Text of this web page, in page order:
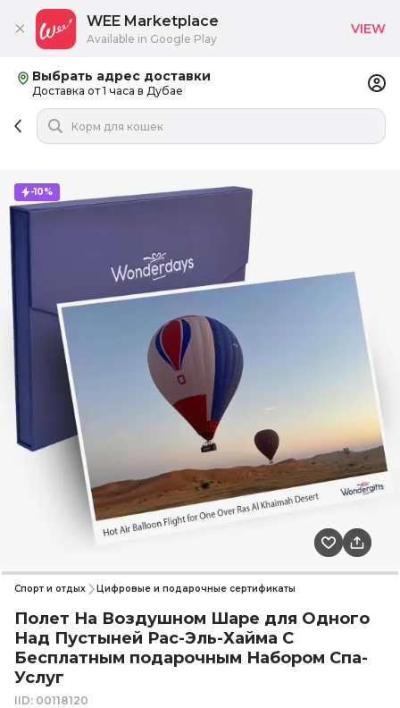
Выбрать адрес доставки
Доставка от 1 часа в Дубае
-10%
Спорт и отдых Цифровые и подарочные сертификаты
Полет На Воздушном Шаре для Одного
Над Пустыней Рас-Эль-Хайма С
Бесплатным подарочным Набором Спа-
Услуг
IID: 00118120
WEE Marketplace
Available in Google Play
VIEW